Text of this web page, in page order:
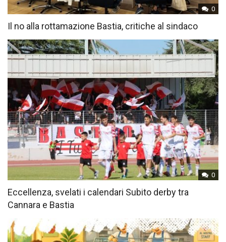
0
Il no alla rottamazione Bastia, critiche al sindaco
0
Eccellenza, svelati i calendari Subito derby tra
Cannara e Bastia